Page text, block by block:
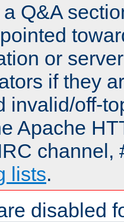
Q&A
or
if they
invalid/off-
Apache
channel,
lists.
disabled